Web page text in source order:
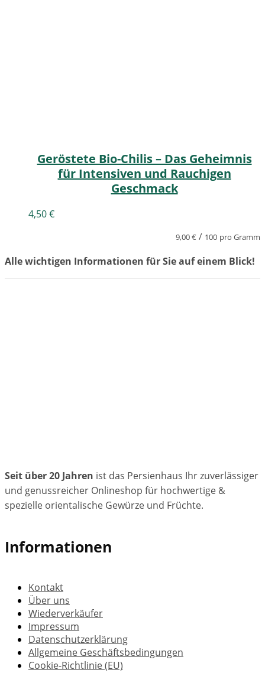
Geröstete Bio-Chilis – Das Geheimnis
für Intensiven und Rauchigen
Geschmack
4,50€
9,00€ / 100 pro Gramm
Alle wichtigen Informationen für Sie auf einem Blick!
Seit über 20 Jahren ist das Persienhaus Ihr zuverlässiger
und genussreicher Onlineshop für hochwertige &
spezielle orientalische Gewürze und Früchte.
Informationen
Kontakt
Über uns
Wiederverkäufer
Impressum
Datenschutzerklärung
Allgemeine Geschäftsbedingungen
Cookie-Richtlinie (EU)